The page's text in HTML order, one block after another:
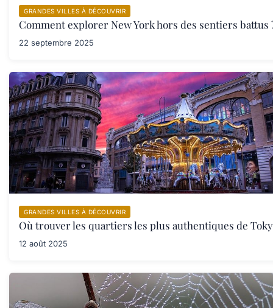
GRANDES VILLES À DÉCOUVRIR
Comment explorer New York hors des sentiers battus
22 septembre 2025
GRANDES VILLES À DÉCOUVRIR
Où trouver les quartiers les plus authentiques de
12 août 2025